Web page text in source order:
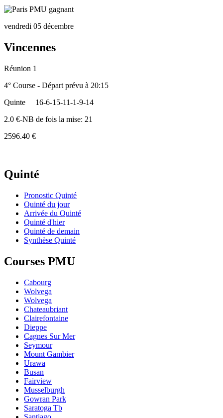
vendredi 05 décembre
Vincennes
Réunion 1
4° Course - Départ prévu à 20:15
Quinte
16-6-15-11-1-9-14
2.0 €-NB de fois la mise: 21
2596.40 €
Quinté
Pronostic Quinté
Quinté du jour
Arrivée du Quinté
Quinté d'hier
Quinté de demain
Synthèse Quinté
Courses PMU
Cabourg
Wolvega
Wolvega
Chateaubriant
Clairefontaine
Dieppe
Cagnes Sur Mer
Seymour
Mount Gambier
Urawa
Busan
Fairview
Musselburgh
Gowran Park
Saratoga Tb